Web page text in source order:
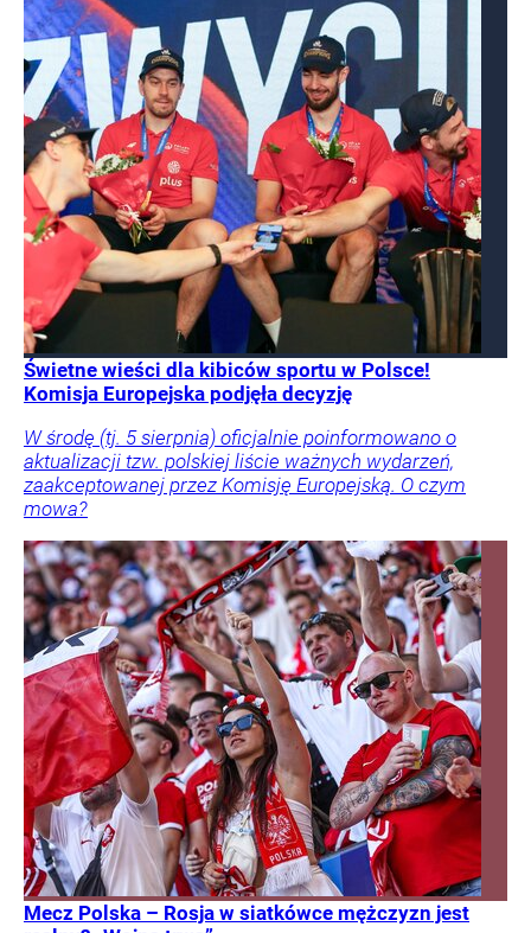
Świetne wieści dla kibiców sportu w Polsce!
Komisja Europejska podjęła decyzję
W środę (tj. 5 sierpnia) oficjalnie poinformowano o
aktualizacji tzw. polskiej liście ważnych wydarzeń,
zaakceptowanej przez Komisję Europejską. O czym
mowa?
Mecz Polska – Rosja w siatkówce mężczyzn jest